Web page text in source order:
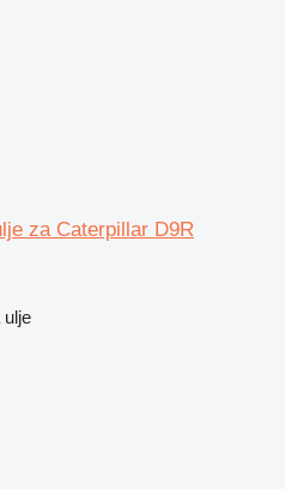
za Caterpillar D9R
ulje